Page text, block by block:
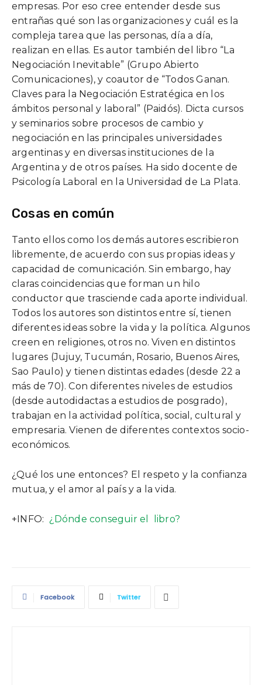
empresas. Por eso cree entender desde sus
entrañas qué son las organizaciones y cuál es la
compleja tarea que las personas, día a día,
realizan en ellas. Es autor también del libro “La
Negociación Inevitable” (Grupo Abierto
Comunicaciones), y coautor de “Todos Ganan.
Claves para la Negociación Estratégica en los
ámbitos personal y laboral” (Paidós). Dicta cursos
y seminarios sobre procesos de cambio y
negociación en las principales universidades
argentinas y en diversas instituciones de la
Argentina y de otros países. Ha sido docente de
Psicología Laboral en la Universidad de La Plata.
Cosas en común
Tanto ellos como los demás autores escribieron
libremente, de acuerdo con sus propias ideas y
capacidad de comunicación. Sin embargo, hay
claras coincidencias que forman un hilo
conductor que trasciende cada aporte individual.
Todos los autores son distintos entre sí, tienen
diferentes ideas sobre la vida y la política. Algunos
creen en religiones, otros no. Viven en distintos
lugares (Jujuy, Tucumán, Rosario, Buenos Aires,
Sao Paulo) y tienen distintas edades (desde 22 a
más de 70). Con diferentes niveles de estudios
(desde autodidactas a estudios de posgrado),
trabajan en la actividad política, social, cultural y
empresaria. Vienen de diferentes contextos socio-
económicos.
¿Qué los une entonces? El respeto y la confianza
mutua, y el amor al país y a la vida.
+INFO: ¿Dónde conseguir el libro?
Facebook Twitter